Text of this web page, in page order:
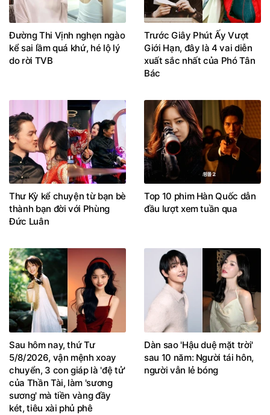
Đường Thi Vịnh nghẹn ngào
kể sai lầm quá khứ, hé lộ lý
do rời TVB
Trước Giây Phút Ấy Vượt
Giới Hạn, đây là 4 vai diễn
xuất sắc nhất của Phó Tân
Bác
Thư Kỳ kể chuyện từ bạn bè
thành bạn đời với Phùng
Đức Luân
Top 10 phim Hàn Quốc dẫn
đầu lượt xem tuần qua
Sau hôm nay, thứ Tư
5/8/2026, vận mệnh xoay
chuyển, 3 con giáp là 'đệ tử'
của Thần Tài, làm 'sương
sương' mà tiền vàng đầy
két, tiêu xài phủ phê
Dàn sao 'Hậu duệ mặt trời'
sau 10 năm: Người tái hôn,
người vẫn lẻ bóng